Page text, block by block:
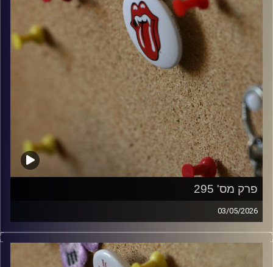
פרק מס' 295
03/05/2026
קלאסיקות רוק עם אורן הוף.
włodi